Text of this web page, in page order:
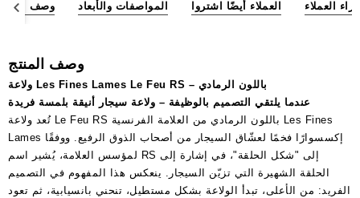
وصف المواصفات والأبعاد العملاء أيضًا اشتروا آراء العملاء
وصف المنتج
ولاعة Les Fines Lames Le Feu RS – باللون الرمادي
عندما يلتقي التصميم بالوظيفة – ولاعة سيجار أنيقة بلمسة فريدة
تُعد ولاعة Le Feu RS باللون الرمادي من العلامة الفرنسية Les Fines
Lames إكسسوارًا فخمًا لعشّاق السيجار من أصحاب الذوق الرفيع. ووفقًا
لمؤسس العلامة، يُشير اسم RS إلى "شكل الحلقة"، في إشارة إلى
الحلقة الشهيرة التي تزيّن السيجار. ينعكس هذا المفهوم في التصميم
الفريد: من الأعلى، تبدأ الولاعة بشكل مستطيل، تنحني بانسيابية، ثم تعود